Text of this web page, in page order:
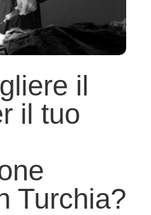
il
il tuo
Turchia?